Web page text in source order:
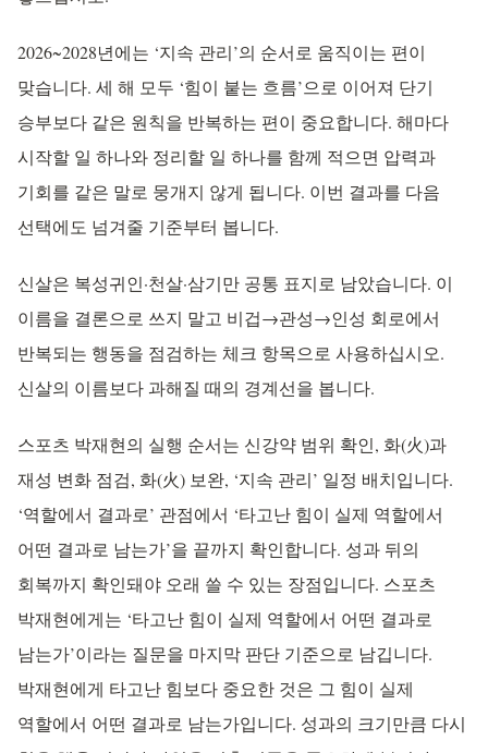
2026~2028년에는 ‘지속 관리’의 순서로 움직이는 편이
맞습니다. 세 해 모두 ‘힘이 붙는 흐름’으로 이어져 단기
승부보다 같은 원칙을 반복하는 편이 중요합니다. 해마다
시작할 일 하나와 정리할 일 하나를 함께 적으면 압력과
기회를 같은 말로 뭉개지 않게 됩니다. 이번 결과를 다음
선택에도 넘겨줄 기준부터 봅니다.
신살은 복성귀인·천살·삼기만 공통 표지로 남았습니다. 이
이름을 결론으로 쓰지 말고 비겁→관성→인성 회로에서
반복되는 행동을 점검하는 체크 항목으로 사용하십시오.
신살의 이름보다 과해질 때의 경계선을 봅니다.
스포츠 박재현의 실행 순서는 신강약 범위 확인, 화(火)과
재성 변화 점검, 화(火) 보완, ‘지속 관리’ 일정 배치입니다.
‘역할에서 결과로’ 관점에서 ‘타고난 힘이 실제 역할에서
어떤 결과로 남는가’을 끝까지 확인합니다. 성과 뒤의
회복까지 확인돼야 오래 쓸 수 있는 장점입니다. 스포츠
박재현에게는 ‘타고난 힘이 실제 역할에서 어떤 결과로
남는가’이라는 질문을 마지막 판단 기준으로 남깁니다.
박재현에게 타고난 힘보다 중요한 것은 그 힘이 실제
역할에서 어떤 결과로 남는가입니다. 성과의 크기만큼 다시